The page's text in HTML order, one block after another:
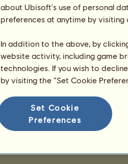
about Ubisoft's use of personal
preferences at anytime by
In addition to the above, by
website activity, including game
technologies. If you wish to
by visiting the “Set Cookie
Set Cookie
Preferences